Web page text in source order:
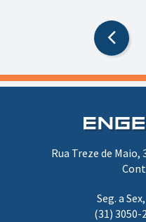
Rua Treze de Maio,
Seg. a
(31) 3050-